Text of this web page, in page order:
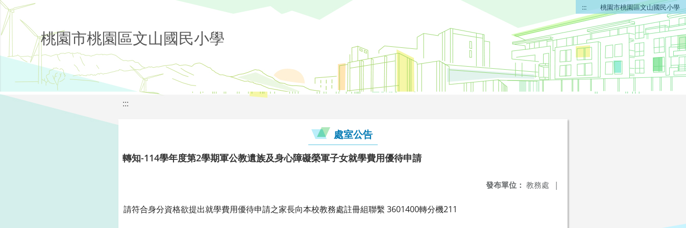
::: 桃園市桃園區文山國民小學
桃園市桃園區文山國民小學
:::
處室公告
轉知-114學年度第2學期軍公教遺族及身心障礙榮軍子女就學費用優待申請
發布單位： 教務處 |
請符合身分資格欲提出就學費用優待申請之家長向本校教務處註冊組聯繫 3601400轉分機211